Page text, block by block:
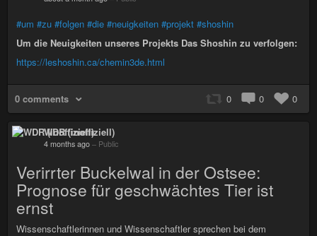
#um #zu #folgen #die #neuigkeiten #projekt #shoshin
Um die Neuigkeiten unseres Projekts Das Shoshin zu verfolgen:
https://leshoshin.ca/chemin3de.html
0 comments 0 0 0
WDR (inoffiziell)
4 months ago – Public
Verirrter Buckelwal in der Ostsee:
Prognose für geschwächtes Tier ist
ernst
Wissenschaftlerinnen und Wissenschaftler sprechen bei dem